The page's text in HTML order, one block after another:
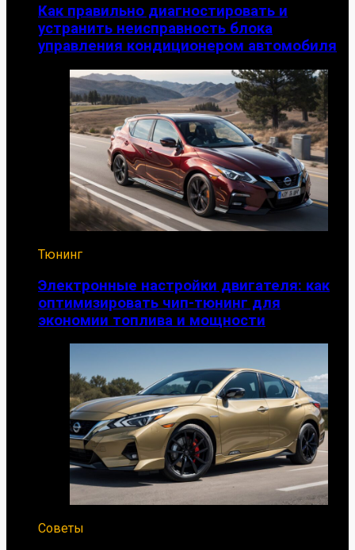
Как правильно диагностировать и
устранить неисправность блока
управления кондиционером автомобиля
Тюнинг
Электронные настройки двигателя: как
оптимизировать чип-тюнинг для
экономии топлива и мощности
Советы